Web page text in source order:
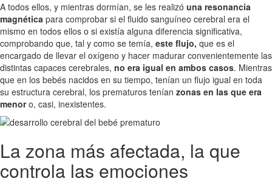
A todos ellos, y mientras dormían, se les realizó una resonancia
magnética para comprobar si el fluido sanguíneo cerebral era el
mismo en todos ellos o si existía alguna diferencia significativa,
comprobando que, tal y como se temía, este flujo, que es el
encargado de llevar el oxígeno y hacer madurar convenientemente las
distintas capaces cerebrales, no era igual en ambos casos. Mientras
que en los bebés nacidos en su tiempo, tenían un flujo igual en toda
su estructura cerebral, los prematuros tenían zonas en las que era
menoro, casi, inexistentes.
La zona más afectada, la que
controla las emociones